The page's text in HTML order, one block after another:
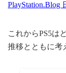
PlayStation.Blog
これからPS5は
推移とともに考